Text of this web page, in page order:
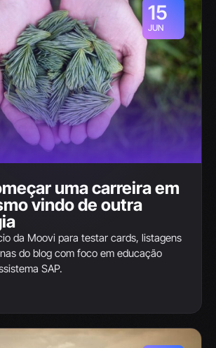
15
JUN
uma carreira em
vindo de outra
da Moovi para testar cards, listagens
do blog com foco em educação
SAP.